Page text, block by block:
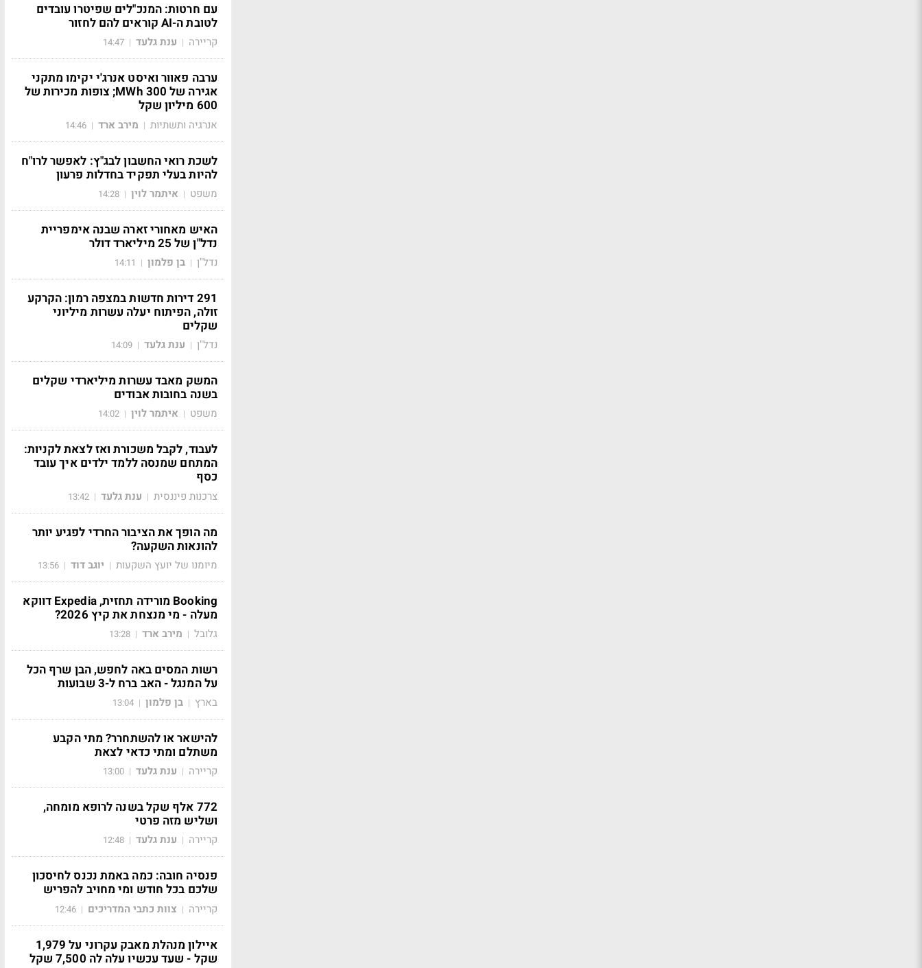
עם חרטות: המנכ"לים שפיטרו עובדים
לטובת ה-AI קוראים להם לחזור
קריירה | ענת גלעד |
14:47
ערבה פאוור ואיסט אנרג'י יקימו מתקני
אגירה של 300 MWh; צופות מכירות של
600 מיליון שקל
אנרגיה ותשתיות | מירב ארד |
14:46
לשכת רואי החשבון לבג"ץ: לאפשר לרו"ח
להיות בעלי תפקיד בחדלות פרעון
משפט | איתמר לוין |
14:28
האיש מאחורי זארה שבנה אימפריית
נדל"ן של 25 מיליארד דולר
נדל"ן | בן פלמון |
14:11
291 דירות חדשות במצפה רמון: הקרקע
זולה, הפיתוח יעלה עשרות מיליוני
שקלים
נדל"ן | ענת גלעד |
14:09
המשק מאבד עשרות מיליארדי שקלים
בשנה בחובות אבודים
משפט | איתמר לוין |
14:02
לעבוד, לקבל משכורת ואז לצאת לקניות:
המתחם שמנסה ללמד ילדים איך עובד
כסף
צרכנות פיננסית | ענת גלעד |
13:42
מה הופך את הציבור החרדי לפגיע יותר
להונאות השקעה?
מיומנו של יועץ השקעות | יוגב דוד |
13:56
Booking מורידה תחזית, Expedia דווקא
מעלה - מי מנצחת את קיץ 2026?
גלובל | מירב ארד |
13:28
רשות המסים באה לחפש, הבן שרף הכל
על המנגל - האב ברח ל-3 שבועות
בארץ | בן פלמון |
13:04
להישאר או להשתחרר? מתי הקבע
משתלם ומתי כדאי לצאת
קריירה | ענת גלעד |
13:00
772 אלף שקל בשנה לרופא מומחה,
ושליש מזה פרטי
קריירה | ענת גלעד |
12:48
פנסיה חובה: כמה באמת נכנס לחיסכון
שלכם בכל חודש ומי מחויב להפריש
קריירה | צוות כתבי המדריכים |
12:46
איילון מנהלת מאבק עקרוני על 1,979
שקל - שעד עכשיו עלה לה 7,500 שקל